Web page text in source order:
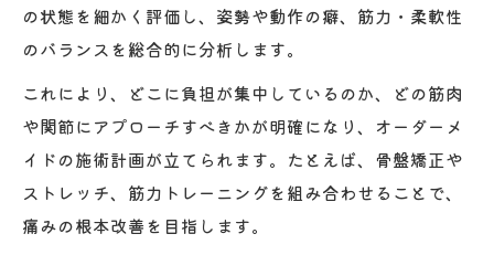
の状態を細かく評価し、姿勢や動作の癖、筋力・柔軟性
のバランスを総合的に分析します。
これにより、どこに負担が集中しているのか、どの筋肉
や関節にアプローチすべきかが明確になり、オーダーメ
イドの施術計画が立てられます。たとえば、骨盤矯正や
ストレッチ、筋力トレーニングを組み合わせることで、
痛みの根本改善を目指します。